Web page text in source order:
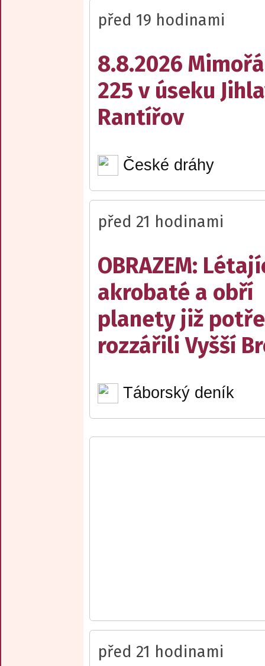
před 19 hodinami
8.8.2026
225 v úseku
Rantířov
České dráhy
před 21 hodinami
OBRAZEM:
akrobaté a obří
planety již
rozzářili Vyšší
Táborský deník
před 21 hodinami